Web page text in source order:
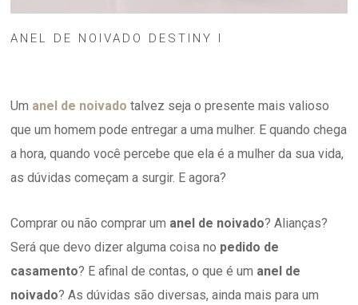
ANEL DE NOIVADO DESTINY I
Um anel de noivado talvez seja o presente mais valioso
que um homem pode entregar a uma mulher. E quando chega
a hora, quando você percebe que ela é a mulher da sua vida,
as dúvidas começam a surgir. E agora?
Comprar ou não comprar um anel de noivado? Alianças?
Será que devo dizer alguma coisa no pedido de
casamento? E afinal de contas, o que é um anel de
noivado? As dúvidas são diversas, ainda mais para um